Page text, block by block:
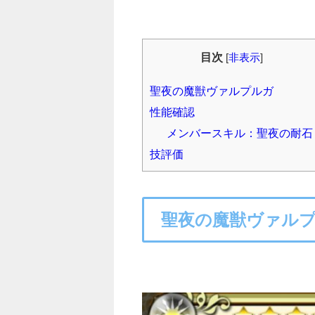
目次 [非表示
聖夜の魔獣ヴァルプルガ
性能確認
メンバースキル：聖夜の耐石
技評価
聖夜の魔獣ヴァル